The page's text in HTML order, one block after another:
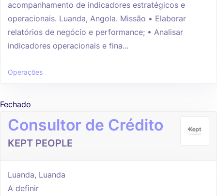
acompanhamento de indicadores estratégicos e
operacionais. Luanda, Angola. Missão • Elaborar
relatórios de negócio e performance; • Analisar
indicadores operacionais e fina...
Operações
Fechado
Consultor de Crédito
KEPT PEOPLE
Luanda, Luanda
A definir